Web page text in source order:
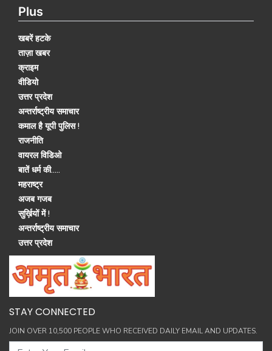
Plus
खबरें हटके
ताज़ा खबर
क्राइम
वीडियो
उत्तर प्रदेश
अन्तर्राष्ट्रीय समाचार
कमाल है यूपी पुलिस !
राजनीति
वायरल विडिओ
बातें धर्म की.....
महराष्ट्र
अजब गजब
सुर्ख़ियों में !
अन्तर्राष्ट्रीय समाचार
उत्तर प्रदेश
STAY CONNECTED
JOIN OVER 10,500 PEOPLE WHO RECEIVED DAILY EMAIL AND UPDATES.